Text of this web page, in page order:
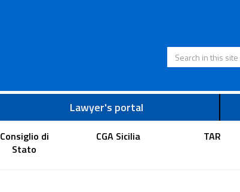
Search in this
Lawyer's portal
Consiglio di
Stato
CGA Sicilia TAR